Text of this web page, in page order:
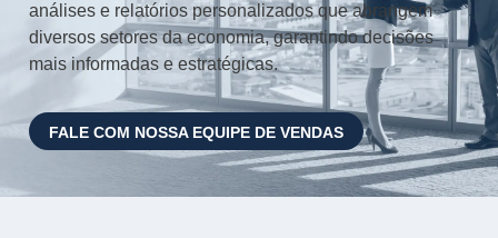
análises e relatórios personalizados que abrangem
diversos setores da economia, garantindo decisões
mais informadas e estratégicas.
FALE COM NOSSA EQUIPE DE VENDAS